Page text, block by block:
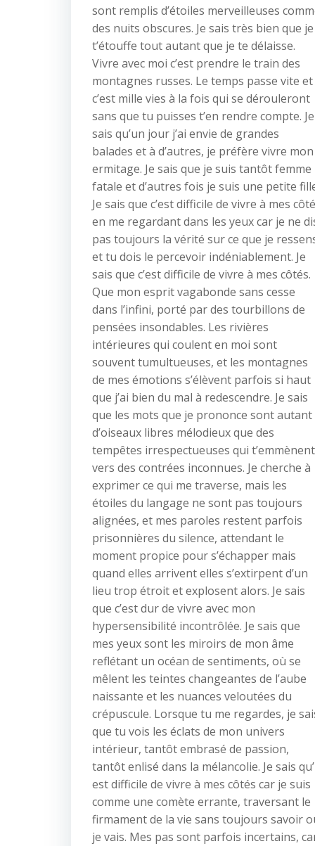
sont remplis d’étoiles merveilleuses
des nuits obscures. Je sais très bien que je
t’étouffe tout autant que je te délaisse.
Vivre avec moi c’est prendre le train des
montagnes russes. Le temps passe vite et
c’est mille vies à la fois qui se dérouleront
sans que tu puisses t’en rendre compte. Je
sais qu’un jour j’ai envie de grandes
balades et à d’autres, je préfère vivre mon
ermitage. Je sais que je suis tantôt femme
fatale et d’autres fois je suis une petite
Je sais que c’est difficile de vivre à mes
en me regardant dans les yeux car je ne
pas toujours la vérité sur ce que je
et tu dois le percevoir indéniablement. Je
sais que c’est difficile de vivre à mes côtés.
Que mon esprit vagabonde sans cesse
dans l’infini, porté par des tourbillons de
pensées insondables. Les rivières
intérieures qui coulent en moi sont
souvent tumultueuses, et les montagnes
de mes émotions s’élèvent parfois si haut
que j’ai bien du mal à redescendre. Je sais
que les mots que je prononce sont autant
d’oiseaux libres mélodieux que des
tempêtes irrespectueuses qui t’emmènent
vers des contrées inconnues. Je cherche à
exprimer ce qui me traverse, mais les
étoiles du langage ne sont pas toujours
alignées, et mes paroles restent parfois
prisonnières du silence, attendant le
moment propice pour s’échapper mais
quand elles arrivent elles s’extirpent d’un
lieu trop étroit et explosent alors. Je sais
que c’est dur de vivre avec mon
hypersensibilité incontrôlée. Je sais que
mes yeux sont les miroirs de mon âme
reflétant un océan de sentiments, où se
mêlent les teintes changeantes de l’aube
naissante et les nuances veloutées du
crépuscule. Lorsque tu me regardes, je
que tu vois les éclats de mon univers
intérieur, tantôt embrasé de passion,
tantôt enlisé dans la mélancolie. Je sais
est difficile de vivre à mes côtés car je suis
comme une comète errante, traversant le
firmament de la vie sans toujours savoir
je vais. Mes pas sont parfois incertains,